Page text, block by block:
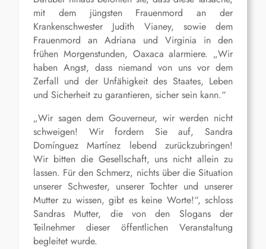
mit dem jüngsten Frauenmord an der
Krankenschwester Judith Vianey, sowie dem
Frauenmord an Adriana und Virginia in den
frühen Morgenstunden, Oaxaca alarmiere. „Wir
haben Angst, dass niemand von uns vor dem
Zerfall und der Unfähigkeit des Staates, Leben
und Sicherheit zu garantieren, sicher sein kann.“
„Wir sagen dem Gouverneur, wir werden nicht
schweigen! Wir fordern Sie auf, Sandra
Domínguez Martínez lebend zurückzubringen!
Wir bitten die Gesellschaft, uns nicht allein zu
lassen. Für den Schmerz, nichts über die Situation
unserer Schwester, unserer Tochter und unserer
Mutter zu wissen, gibt es keine Worte!“, schloss
Sandras Mutter, die von den Slogans der
Teilnehmer dieser öffentlichen Veranstaltung
begleitet wurde.